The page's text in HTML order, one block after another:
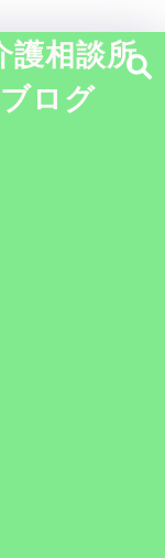
護相談所
ログ